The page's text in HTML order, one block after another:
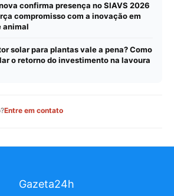
confirma presença no SIAVS 2026
compromisso com a inovação em
animal
solar para plantas vale a pena? Como
o retorno do investimento na lavoura
Entre em contato